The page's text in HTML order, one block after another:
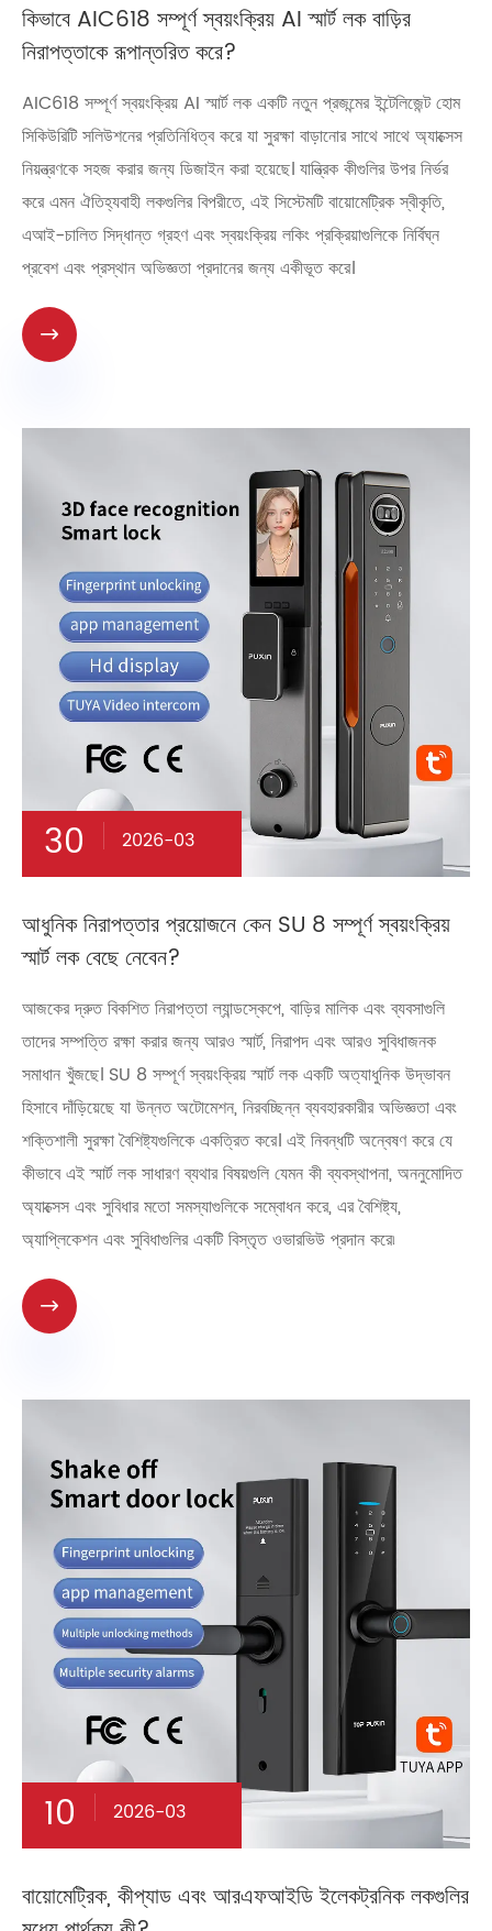
কিভাবে AIC618 সম্পূর্ণ স্বয়ংক্রিয় AI স্মার্ট লক বাড়ির
নিরাপত্তাকে রূপান্তরিত করে?
AIC618 সম্পূর্ণ স্বয়ংক্রিয় AI স্মার্ট লক একটি নতুন প্রজন্মের ইন্টেলিজেন্ট হোম
সিকিউরিটি সলিউশনের প্রতিনিধিত্ব করে যা সুরক্ষা বাড়ানোর সাথে সাথে অ্যাক্সেস
নিয়ন্ত্রণকে সহজ করার জন্য ডিজাইন করা হয়েছে। যান্ত্রিক কীগুলির উপর নির্ভর
করে এমন ঐতিহ্যবাহী লকগুলির বিপরীতে, এই সিস্টেমটি বায়োমেট্রিক স্বীকৃতি,
এআই-চালিত সিদ্ধান্ত গ্রহণ এবং স্বয়ংক্রিয় লকিং প্রক্রিয়াগুলিকে নির্বিঘ্ন
প্রবেশ এবং প্রস্থান অভিজ্ঞতা প্রদানের জন্য একীভূত করে।

30 2026-03
আধুনিক নিরাপত্তার প্রয়োজনে কেন SU 8 সম্পূর্ণ স্বয়ংক্রিয়
স্মার্ট লক বেছে নেবেন?
আজকের দ্রুত বিকশিত নিরাপত্তা ল্যান্ডস্কেপে, বাড়ির মালিক এবং ব্যবসাগুলি
তাদের সম্পত্তি রক্ষা করার জন্য আরও স্মার্ট, নিরাপদ এবং আরও সুবিধাজনক
সমাধান খুঁজছে। SU 8 সম্পূর্ণ স্বয়ংক্রিয় স্মার্ট লক একটি অত্যাধুনিক উদ্ভাবন
হিসাবে দাঁড়িয়েছে যা উন্নত অটোমেশন, নিরবচ্ছিন্ন ব্যবহারকারীর অভিজ্ঞতা এবং
শক্তিশালী সুরক্ষা বৈশিষ্ট্যগুলিকে একত্রিত করে। এই নিবন্ধটি অন্বেষণ করে যে
কীভাবে এই স্মার্ট লক সাধারণ ব্যথার বিষয়গুলি যেমন কী ব্যবস্থাপনা, অননুমোদিত
অ্যাক্সেস এবং সুবিধার মতো সমস্যাগুলিকে সম্বোধন করে, এর বৈশিষ্ট্য,
অ্যাপ্লিকেশন এবং সুবিধাগুলির একটি বিস্তৃত ওভারভিউ প্রদান করে৷

10 2026-03
বায়োমেট্রিক, কীপ্যাড এবং আরএফআইডি ইলেকট্রনিক লকগুলির